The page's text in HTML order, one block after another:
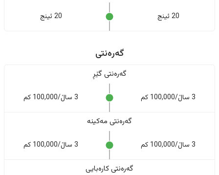
20 ئینج 20 ئینج
گەرەنتی
گەرەنتی گێڕ
3 ساڵ/100,000 کم 3 ساڵ/100,000 کم
گەرەنتی مەکینە
3 ساڵ/100,000 کم 3 ساڵ/100,000 کم
گەرەنتی کارەبایی